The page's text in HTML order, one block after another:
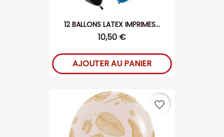
12 BALLONS LATEX IMPRIMES...
10,50 €
AJOUTER AU PANIER
favorite_border